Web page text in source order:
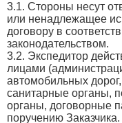
3.1. Стороны несут
или ненадлежащее
договору в
законодательством.
3.2. Экспедитор
лицами
автомобильных
санитарные органы,
органы, договорные
поручению Заказчика.